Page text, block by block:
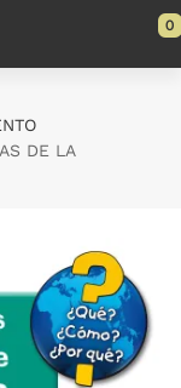
0
DE LA